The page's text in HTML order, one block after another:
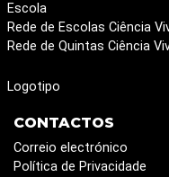
Escola
Rede de Escolas Ciência
Rede de Quintas Ciência
Logotipo
CONTACTOS
Correio electrónico
Política de Privacidade